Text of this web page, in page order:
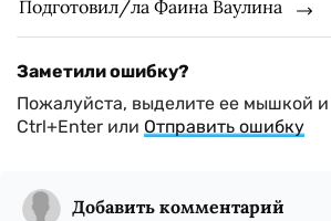
Подготовил/ла Фаина Ваулина
Заметили ошибку?
Пожалуйста, выделите ее мышкой
Ctrl+Enter или Отправить ошибку
Добавить комментарий